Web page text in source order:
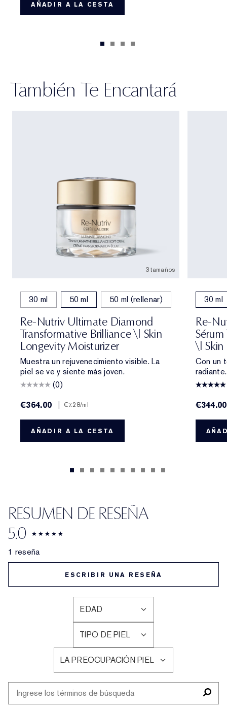
AÑADIR A LA CESTA
También Te Encantará
3 tamaños
30 ml 50 ml 50 ml (rellenar)
Re-Nutriv Ultimate Diamond
Transformative Brilliance \| Skin
Longevity Moisturizer
Muestra un rejuvenecimiento visible. La
piel se ve y siente más joven.
(0)
€364.00
| €7.28/ml
AÑADIR A LA CESTA
30 ml
Re-
\|
Con un
€344.00
RESUMEN DE RESEÑA
5.0
1 reseña
ESCRIBIR UNA RESEÑA
EDAD
FILTRAR
RESEÑAS
POR
EDAD
TIPO DE PIEL
FILTRAR
RESEÑAS
POR
TIPO
DE
PIEL
LA PREOCUPACIÓN PIEL
FILTRAR
RESEÑAS
LA